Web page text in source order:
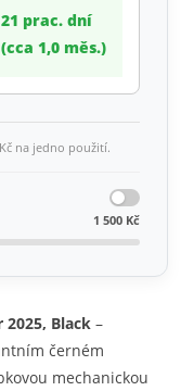
21 prac. dní
(cca 1,0 měs.)
na jedno použití.
1 500 Kč
2025, Black –
černém
mechanickou